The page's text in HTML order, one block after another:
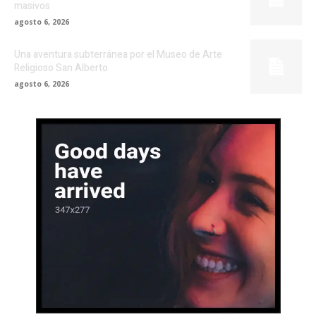
masivos
agosto 6, 2026
Una aventura subterránea por el Museo de Arte
Religioso San Alberto
agosto 6, 2026